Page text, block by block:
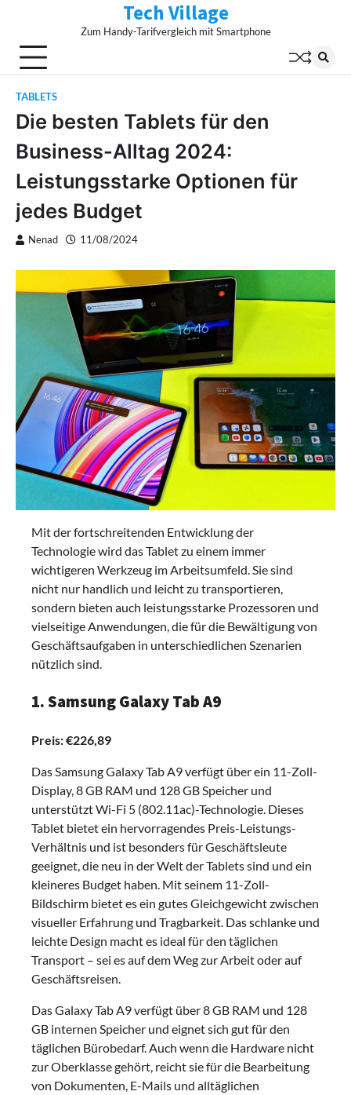
content
Tech Village
Zum Handy-Tarifvergleich mit Smartphone
TABLETS
Die besten Tablets für den
Business-Alltag 2024:
Leistungsstarke Optionen für
jedes Budget
Nenad 11/08/2024
Mit der fortschreitenden Entwicklung der
Technologie wird das Tablet zu einem immer
wichtigeren Werkzeug im Arbeitsumfeld. Sie sind
nicht nur handlich und leicht zu transportieren,
sondern bieten auch leistungsstarke Prozessoren und
vielseitige Anwendungen, die für die Bewältigung von
Geschäftsaufgaben in unterschiedlichen Szenarien
nützlich sind.
1. Samsung Galaxy Tab A9
Preis: €226,89
Das Samsung Galaxy Tab A9 verfügt über ein 11-Zoll-
Display, 8 GB RAM und 128 GB Speicher und
unterstützt Wi-Fi 5 (802.11ac)-Technologie. Dieses
Tablet bietet ein hervorragendes Preis-Leistungs-
Verhältnis und ist besonders für Geschäftsleute
geeignet, die neu in der Welt der Tablets sind und ein
kleineres Budget haben. Mit seinem 11-Zoll-
Bildschirm bietet es ein gutes Gleichgewicht zwischen
visueller Erfahrung und Tragbarkeit. Das schlanke und
leichte Design macht es ideal für den täglichen
Transport – sei es auf dem Weg zur Arbeit oder auf
Geschäftsreisen.
Das Galaxy Tab A9 verfügt über 8 GB RAM und 128
GB internen Speicher und eignet sich gut für den
täglichen Bürobedarf. Auch wenn die Hardware nicht
zur Oberklasse gehört, reicht sie für die Bearbeitung
von Dokumenten, E-Mails und alltäglichen